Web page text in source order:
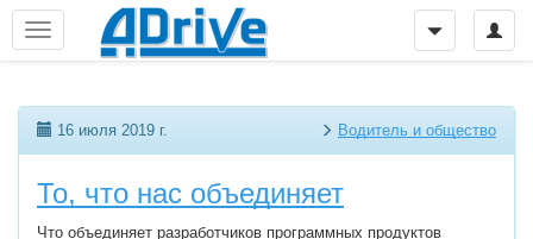
16 июля 2019 г. Водитель и общество
То, что нас объединяет
Что объединяет разработчиков программных продуктов